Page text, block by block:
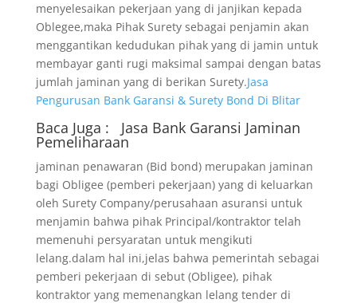
menyelesaikan pekerjaan yang di janjikan kepada
Oblegee,maka Pihak Surety sebagai penjamin akan
menggantikan kedudukan pihak yang di jamin untuk
membayar ganti rugi maksimal sampai dengan batas
jumlah jaminan yang di berikan Surety.Jasa
Pengurusan Bank Garansi & Surety Bond Di Blitar
Baca Juga : Jasa Bank Garansi Jaminan
Pemeliharaan
jaminan penawaran (Bid bond) merupakan jaminan
bagi Obligee (pemberi pekerjaan) yang di keluarkan
oleh Surety Company/perusahaan asuransi untuk
menjamin bahwa pihak Principal/kontraktor telah
memenuhi persyaratan untuk mengikuti
lelang.dalam hal ini,jelas bahwa pemerintah sebagai
pemberi pekerjaan di sebut (Obligee), pihak
kontraktor yang memenangkan lelang tender di